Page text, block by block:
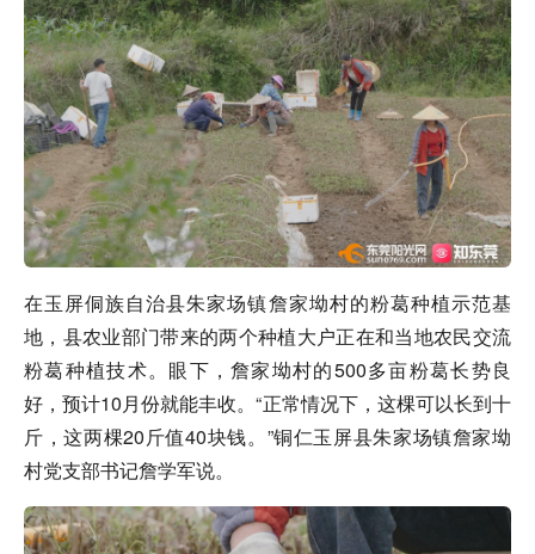
在玉屏侗族自治县朱家场镇詹家坳村的粉葛种植示范基
地，县农业部门带来的两个种植大户正在和当地农民交流
粉葛种植技术。眼下，詹家坳村的500多亩粉葛长势良
好，预计10月份就能丰收。“正常情况下，这棵可以长到十
斤，这两棵20斤值40块钱。”铜仁玉屏县朱家场镇詹家坳
村党支部书记詹学军说。